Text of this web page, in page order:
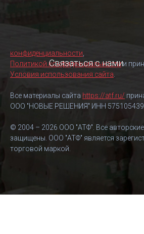
Связаться с нами
конфиденциальности
Политикой конфиденциальностии
Условия использования сайта
Все материалы сайта https://atf.ru/
ООО "НОВЫЕ РЕШЕНИЯ" ИНН
© 2004 – 2026 ООО "АТФ". Все
защищены. ООО "АТФ" является
торговой маркой.